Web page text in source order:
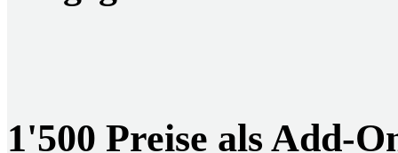
1'500 Preise als Add-